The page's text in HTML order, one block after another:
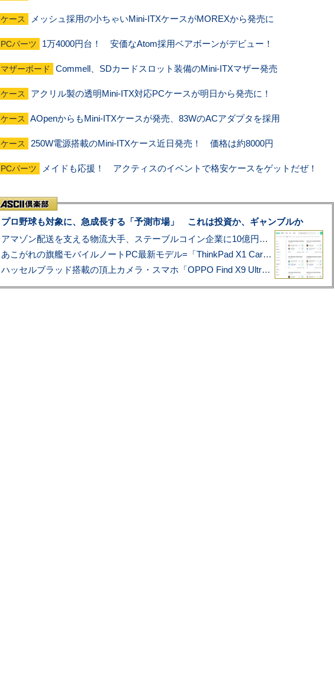
ケース メッシュ採用の小ちゃいMini-ITXケースがMOREXから発売に
PCパーツ 1万4000円台！ 安価なAtom採用ベアボーンがデビュー！
マザーボード Commell、SDカードスロット装備のMini-ITXマザー発売
ケース アクリル製の透明Mini-ITX対応PCケースが明日から発売に！
ケース AOpenからもMini-ITXケースが発売、83WのACアダプタを採用
ケース 250W電源搭載のMini-ITXケース近日発売！ 価格は約8000円
PCパーツ メイドも応援！ アクティスのイベントで格安ケースをゲットだぜ！
プロ野球も対象に、急成長する「予測市場」 これは投資か、ギャンブルか
アマゾン配送を支える物流大手、ステーブルコイン企業に10億円投資のワケ
あこがれの旗艦モバイルノートPC最新モデル=「ThinkPad X1 Carbon Gen 14 Aura Edition」実機レビュー
ハッセルブラッド搭載の頂上カメラ・スマホ「OPPO Find X9 Ultra」実写レビュー=プロが本気で徹底撮影しました!!